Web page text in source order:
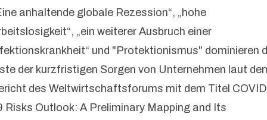
anhaltende globale Rezession“, „hohe
„ein weiterer Ausbruch einer
und "Protektionismus" dominieren
der kurzfristigen Sorgen von Unternehmen laut
des Weltwirtschaftsforums mit dem Titel
Risks Outlook: A Preliminary Mapping and Its